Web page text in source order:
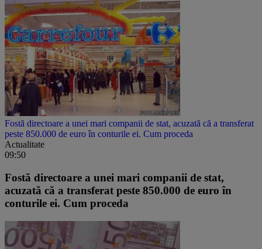
Fostă directoare a unei mari companii de stat, acuzată că a transferat
peste 850.000 de euro în conturile ei. Cum proceda
Actualitate
09:50
Fostă directoare a unei mari companii de stat,
acuzată că a transferat peste 850.000 de euro în
conturile ei. Cum proceda